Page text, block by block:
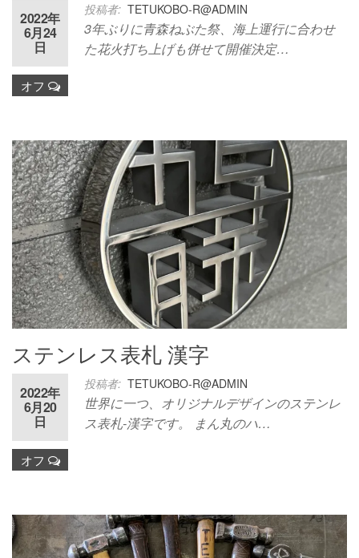
投稿者: TETUKOBO-R@ADMIN
2022年
6月24
日
オフ
3年ぶりに青森ねぶた祭、海上運行に合わせ
た花火打ち上げも併せて開催決定…
ステンレス表札 漢字
投稿者: TETUKOBO-R@ADMIN
2022年
6月20
日
オフ
世界に一つ、オリジナルデザインのステンレ
ス表札-漢字です。 まん丸のハ…